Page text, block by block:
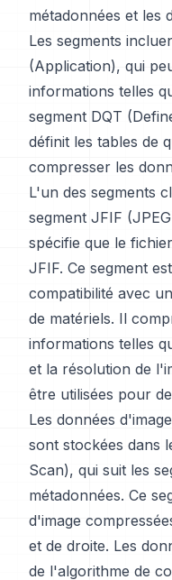
métadonnées et les
Les segments
(Application), qui
informations telles
segment DQT
définit les tables de
compresser les
L'un des segments
segment JFIF
spécifie que le
JFIF. Ce segment
compatibilité avec
de matériels. Il
informations telles
et la résolution de
être utilisées pour
Les données
sont stockées dans
Scan), qui suit les
métadonnées. Ce
d'image
et de droite. Les
de l'algorithme de